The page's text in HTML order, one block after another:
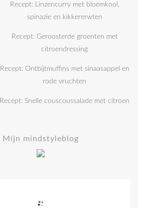
Recept: Linzencurry met bloemkool,
spinazie en kikkererwten
Recept: Geroosterde groenten met
citroendressing
Recept: Ontbijtmuffins met sinaasappel en
rode vruchten
Recept: Snelle couscoussalade met citroen
Mijn mindstyleblog